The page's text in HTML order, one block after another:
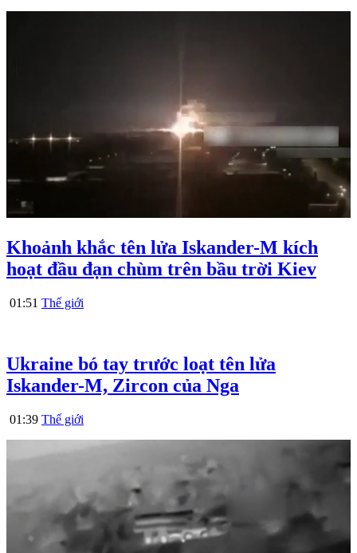
Khoảnh khắc tên lửa Iskander-M kích
hoạt đầu đạn chùm trên bầu trời Kiev
01:51 Thế giới
Ukraine bó tay trước loạt tên lửa
Iskander-M, Zircon của Nga
01:39 Thế giới